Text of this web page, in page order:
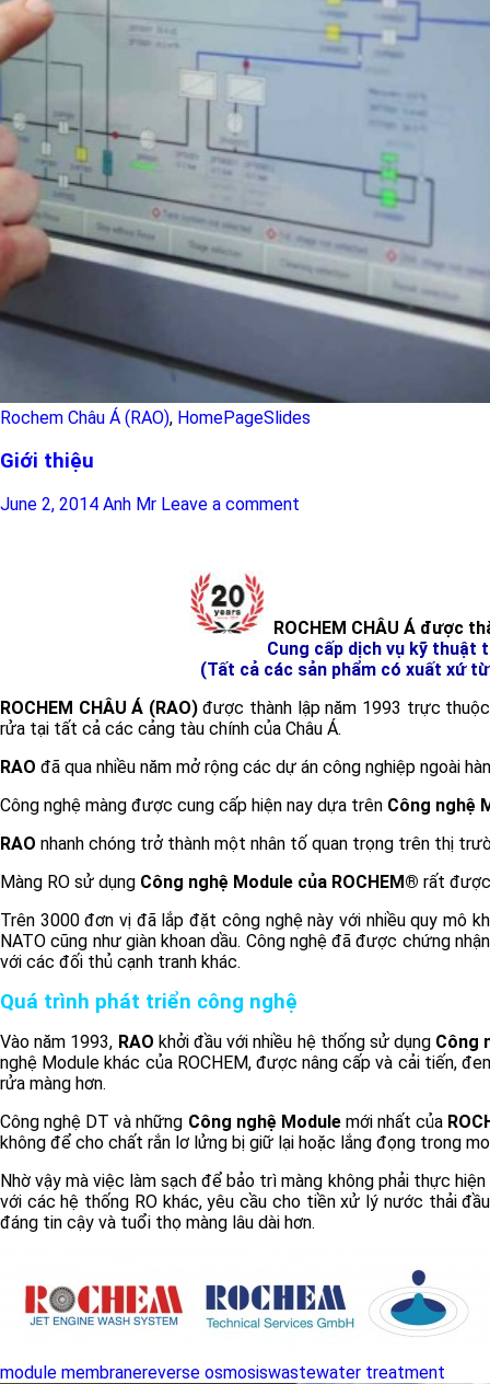
Rochem Châu Á (RAO), HomePageSlides
Giới thiệu
June 2, 2014 Anh Mr Leave a comment
ROCHEM CHÂU Á được
Cung cấp dịch vụ kỹ thuật
(Tất cả các sản phẩm có xuất xứ
ROCHEM CHÂU Á (RAO)được thành lập năm 1993 trực
rửa tại tất cả các cảng tàu chính của Châu Á.
RAO đã qua nhiều năm mở rộng các dự án công nghiệp ngoài
Công nghệ màng được cung cấp hiện nay dựa trên Công nghệ
RAO nhanh chóng trở thành một nhân tố quan trọng trên thị
Màng RO sử dụng Công nghệ Module của ROCHEM® rất
Trên 3000 đơn vị đã lắp đặt công nghệ này với nhiều quy mô
NATO cũng như giàn khoan dầu. Công nghệ đã được chứng
với các đối thủ cạnh tranh khác.
Quá trình phát triển công nghệ
Vào năm 1993, RAO khởi đầu với nhiều hệ thống sử dụng Công
nghệ Module khác của ROCHEM, được nâng cấp và cải tiến,
rửa màng hơn.
Công nghệ DT và những Công nghệ Modulemới nhất của
không để cho chất rắn lơ lửng bị giữ lại hoặc lắng đọng trong
Nhờ vậy mà việc làm sạch để bảo trì màng không phải thực
với các hệ thống RO khác, yêu cầu cho tiền xử lý nước thải
đáng tin cậy và tuổi thọ màng lâu dài hơn.
module membranereverse osmosiswastewater treatment